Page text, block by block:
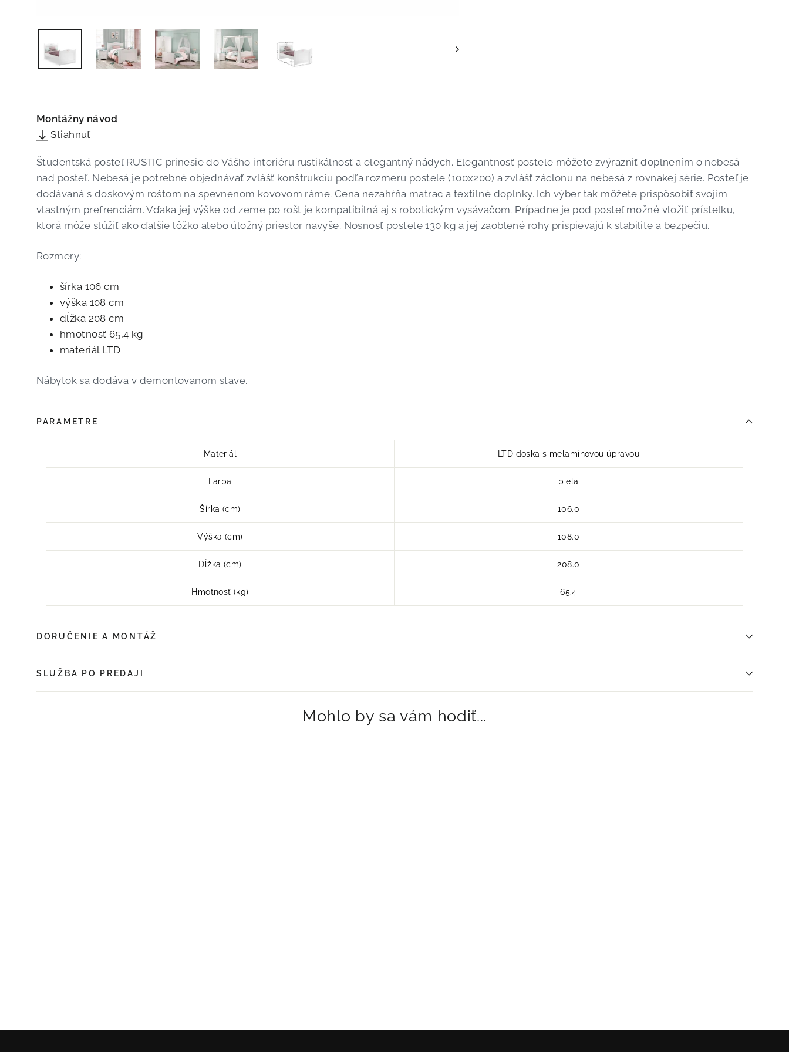
Montážny návod
Stiahnuť
Študentská posteľ RUSTIC prinesie do Vášho interiéru rustikálnosť a elegantný nádych. Elegantnosť postele môžete zvýrazniť doplnením o nebesá
nad posteľ. Nebesá je potrebné objednávať zvlášť konštrukciu podľa rozmeru postele (100x200) a zvlášť záclonu na nebesá z rovnakej série. Posteľ je
dodávaná s doskovým roštom na spevnenom kovovom ráme. Cena nezahŕňa matrac a textilné doplnky. Ich výber tak môžete prispôsobiť svojim
vlastným prefrenciám. Vďaka jej výške od zeme po rošt je kompatibilná aj s robotickým vysávačom. Prípadne je pod posteľ možné vložiť prístelku,
ktorá môže slúžiť ako ďalšie lôžko alebo úložný priestor navyše. Nosnosť postele 130 kg a jej zaoblené rohy prispievajú k stabilite a bezpečiu.
Rozmery:
šírka 106 cm
výška 108 cm
dĺžka 208 cm
hmotnosť 65,4 kg
materiál LTD
Nábytok sa dodáva v demontovanom stave.
PARAMETRE
Materiál LTD doska s melamínovou úpravou
Farba biela
Šírka (cm) 106.0
Výška (cm) 108.0
Dĺžka (cm) 208.0
Hmotnosť (kg) 65.4
DORUČENIE A MONTÁŽ
SLUŽBA PO PREDAJI
Mohlo by sa vám hodiť...